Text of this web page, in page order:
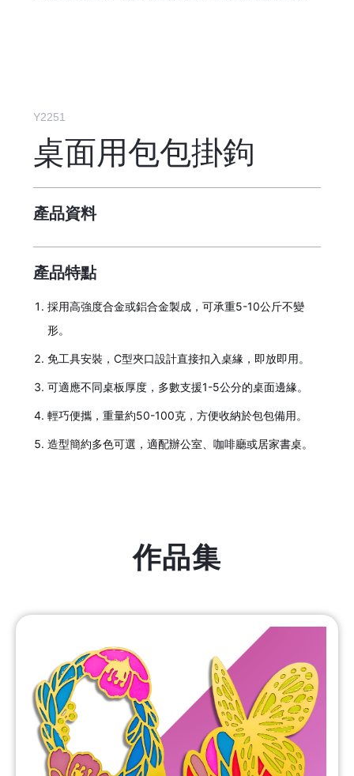
Y2251
桌面用包包掛鉤
產品資料
產品特點
採用高強度合金或鋁合金製成，可承重5-10公斤不變
形。
免工具安裝，C型夾口設計直接扣入桌緣，即放即用。
可適應不同桌板厚度，多數支援1-5公分的桌面邊緣。
輕巧便攜，重量約50-100克，方便收納於包包備用。
造型簡約多色可選，適配辦公室、咖啡廳或居家書桌。
作品集